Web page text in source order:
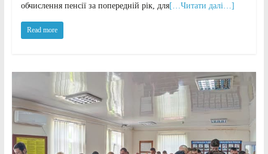
обчислення пенсії за попередній рік, для[…Читати далі…]
Read more